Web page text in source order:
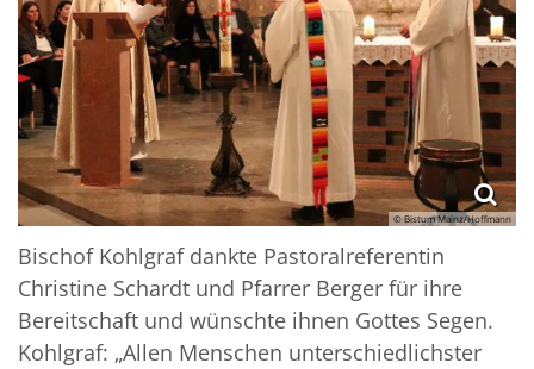
© Bistum Mainz/Hoffmann
Bischof Kohlgraf dankte Pastoralreferentin
Christine Schardt und Pfarrer Berger für ihre
Bereitschaft und wünschte ihnen Gottes Segen.
Kohlgraf: „Allen Menschen unterschiedlichster